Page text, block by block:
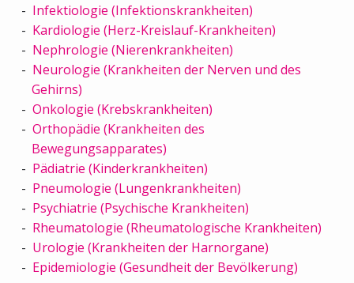
Infektiologie (Infektionskrankheiten)
Kardiologie (Herz-Kreislauf-Krankheiten)
Nephrologie (Nierenkrankheiten)
Neurologie (Krankheiten der Nerven und des
Gehirns)
Onkologie (Krebskrankheiten)
Orthopädie (Krankheiten des
Bewegungsapparates)
Pädiatrie (Kinderkrankheiten)
Pneumologie (Lungenkrankheiten)
Psychiatrie (Psychische Krankheiten)
Rheumatologie (Rheumatologische Krankheiten)
Urologie (Krankheiten der Harnorgane)
Epidemiologie (Gesundheit der Bevölkerung)